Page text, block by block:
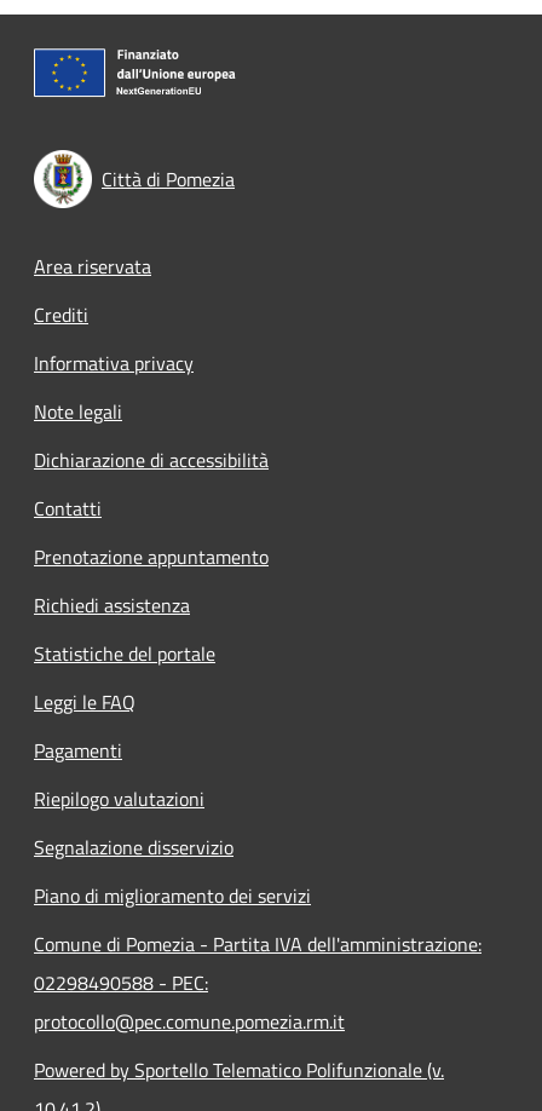
Città di Pomezia
Footer menu
Area riservata
Crediti
Informativa privacy
Note legali
Dichiarazione di accessibilità
Contatti
Prenotazione appuntamento
Richiedi assistenza
Statistiche del portale
Leggi le FAQ
Pagamenti
Riepilogo valutazioni
Segnalazione disservizio
Piano di miglioramento dei servizi
Comune di Pomezia - Partita IVA dell'amministrazione:
02298490588 - PEC:
protocollo@pec.comune.pomezia.rm.it
Powered by Sportello Telematico Polifunzionale (v.